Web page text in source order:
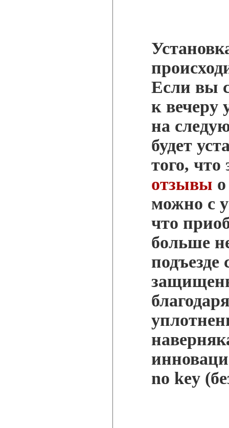
Если вы
к вечеру
на
будет
того, что
отзывы
можно с
что
больше
подъезде
no key